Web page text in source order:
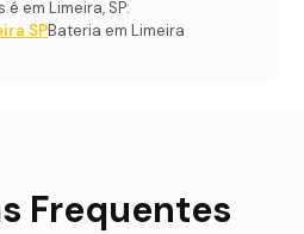
em Limeira, SP:
SPBateria em Limeira
Frequentes